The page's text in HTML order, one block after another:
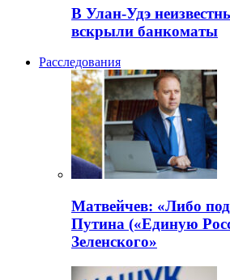
В Улан-Удэ
вскрыли банкоматы
Расследования
Матвейчев: «Либо
Путина («Единую
Зеленского»